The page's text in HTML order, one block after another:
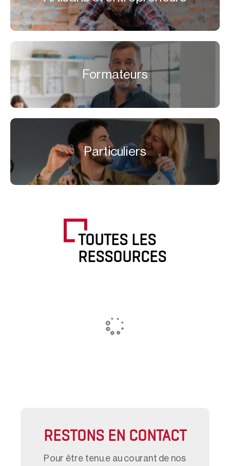
Formateurs
Particuliers
TOUTES LES
RESSOURCES
RESTONS EN CONTACT
Pour être tenu.e au courant de nos